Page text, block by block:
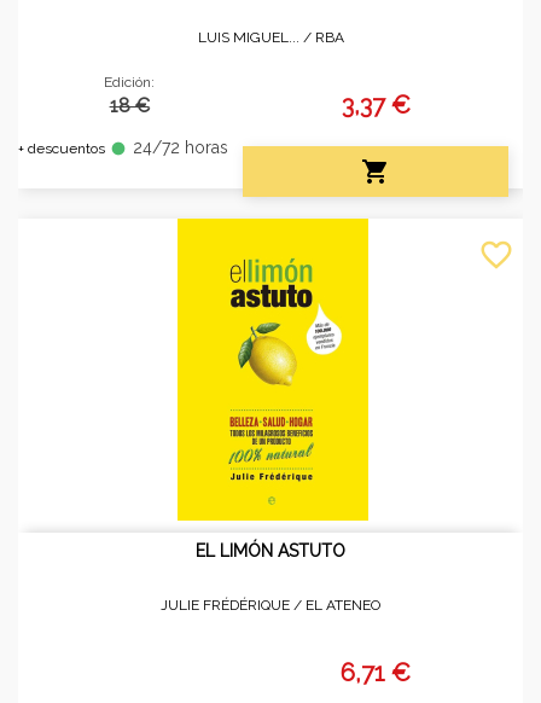
LUIS MIGUEL... / RBA
Edición:
18 €
+ descuentos fiber_manual_record 24/72 horas
3,37 €

EL LIMÓN ASTUTO
JULIE FRÉDÉRIQUE / EL ATENEO
6,71 €
favorite_border